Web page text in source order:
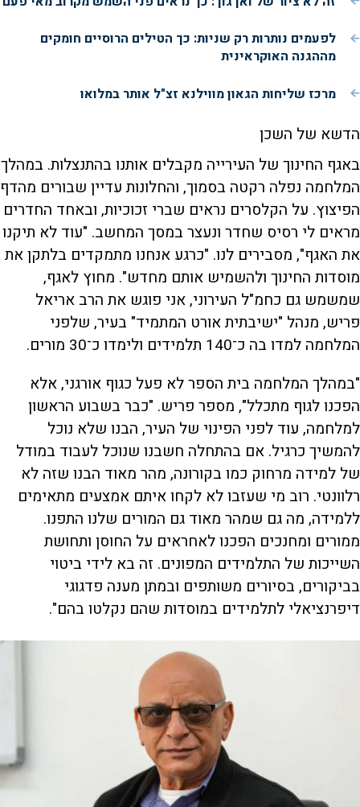
לפעמים נותרות רק שניות: כך הטילים הרוסיים חומקים
מההגנה האוקראינית
מרכז שליחות הגאון מווילנא זצ"ל אותר במלואו
הדשא של השכן
באגף החינוך של העירייה מקבלים אותנו בהתנצלות. במהלך
המלחמה נפלה רקטה בסמוך, והחלונות עדיין שבורים מהדף
הפיצוץ. על הקלסרים נראים שברי זכוכיות, ובאחד החדרים
מראים לי רסיס שחדר ונעצר במסך המחשב. "עוד לא תיקנו
את האגף", מסבירים לנו. "כרגע אנחנו מתמקדים בלתקן את
מוסדות החינוך ולהשמיש אותם מחדש". מחוץ לאגף,
שמשמש גם כחמ"ל העירוני, אני פוגש את הרב אריאל
פריש, מנהל "ישיבתית אורט המתמיד" בעיר, שלפני
המלחמה למדו בה כ־140 תלמידים ולימדו כ־30 מורים.
"במהלך המלחמה בית הספר לא פעל כגוף אורגני, אלא
הפכנו לגוף מתכלל", מספר פריש. "כבר בשבוע הראשון
למלחמה, עוד לפני הפינוי של העיר, הבנו שלא נוכל
להמשיך כרגיל. אם בהתחלה חשבנו שנוכל לעבוד במודל
של למידה מרחוק כמו בקורונה, מהר מאוד הבנו שזה לא
רלוונטי. רוב מי שעזבו לא לקחו איתם אמצעים מתאימים
ללמידה, מה גם שמהר מאוד גם המורים שלנו התפנו.
ממורים ומחנכים הפכנו לאחראים על החוסן ותחושת
השייכות של התלמידים המפונים. זה בא לידי ביטוי
בביקורים, בסיורים משותפים ובמתן מענה פדגוגי
דיפרנציאלי לתלמידים במוסדות שהם נקלטו בהם".